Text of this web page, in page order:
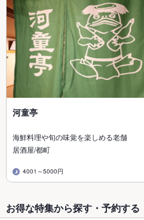
河童亭
海鮮料理や旬の味覚を楽しめる老舗
居酒屋/都町
4001～5000円
お得な特集から探す・予約する